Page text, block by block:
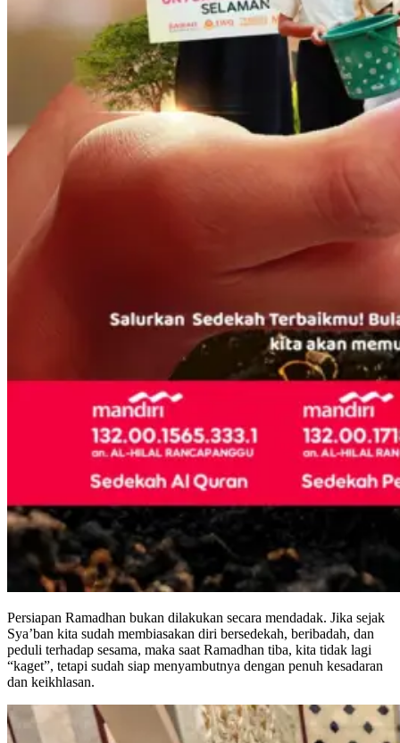
Persiapan Ramadhan bukan dilakukan secara mendadak. Jika sejak
Sya’ban kita sudah membiasakan diri bersedekah, beribadah, dan
peduli terhadap sesama, maka saat Ramadhan tiba, kita tidak lagi
“kaget”, tetapi sudah siap menyambutnya dengan penuh kesadaran
dan keikhlasan.